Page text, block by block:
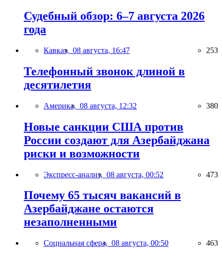
Судебный обзор: 6–7 августа 2026
года
Кавказ, 08 августа, 16:47 253
Телефонный звонок длиной в
десятилетия
Америка, 08 августа, 12:32 380
Новые санкции США против
России создают для Азербайджана
риски и возможности
Экспресс-анализ, 08 августа, 00:52 473
Почему 65 тысяч вакансий в
Азербайджане остаются
незаполненными
Социальная сфера, 08 августа, 00:50 463